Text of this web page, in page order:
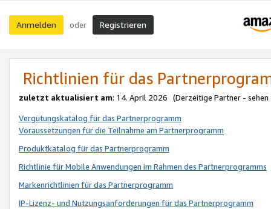
Anmelden oder Registrieren
Richtlinien für das
zuletzt aktualisiert am: 14. April 2026 (Derzeitige Partner - sehen
Vergütungskatalog für das Partnerprogramm
Voraussetzungen für die Teilnahme am Partnerprogramm
Produktkatalog für das Partnerprogramm
Richtlinie für Mobile Anwendungen im Rahmen des Partnerprogramms
Markenrichtlinien für das Partnerprogramm
IP-Lizenz- und Nutzungsanforderungen für das Partnerprogramm